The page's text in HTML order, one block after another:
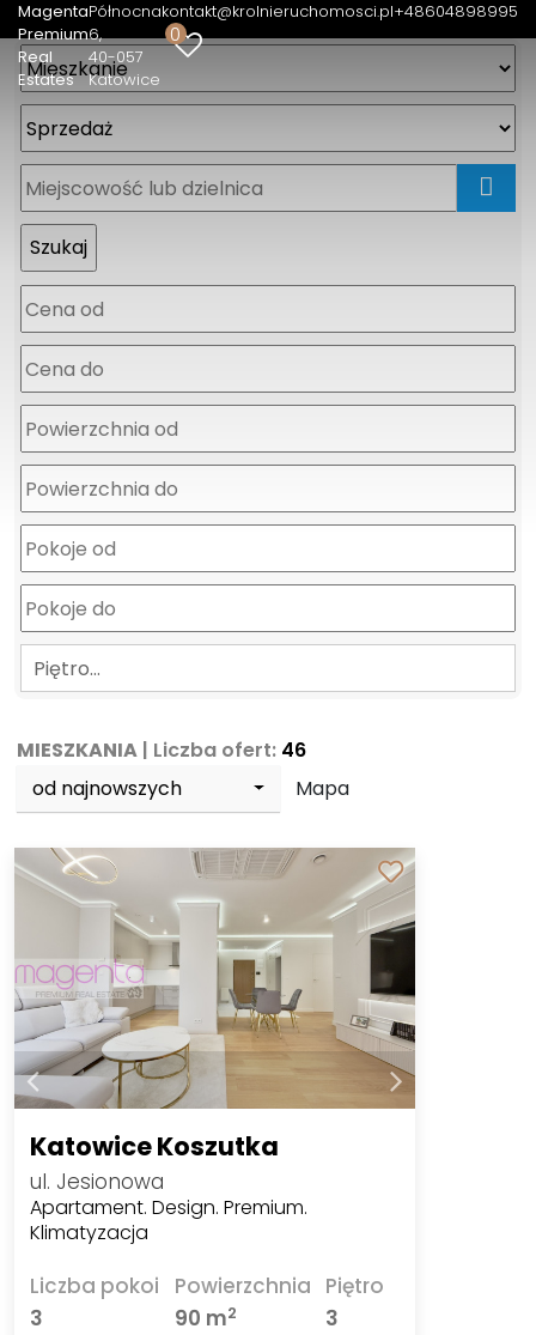
Magenta
Premium
Real
Estates
Północna
6
40-057
Katowice
kontakt@krolnieruchomosci.pl+48604898995
0
Piętro…
MIESZKANIA | Liczba ofert: 46
od najnowszych
Mapa
Katowice Koszutka
ul. Jesionowa
Apartament. Design. Premium.
Klimatyzacja
Liczba pokoi
3
Powierzchnia
90 m2
Piętro
3